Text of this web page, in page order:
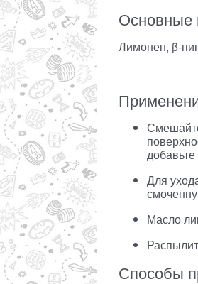
Основные
Лимонен, β-
Для
Масло
Способы